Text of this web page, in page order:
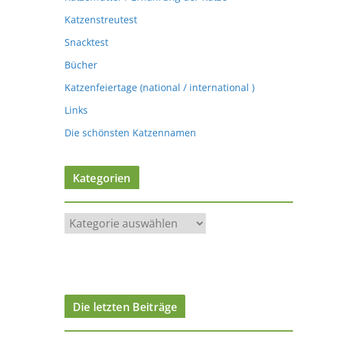
Katzenstreutest
Snacktest
Bücher
Katzenfeiertage (national / international )
Links
Die schönsten Katzennamen
Kategorien
a
Die letzten Beiträge